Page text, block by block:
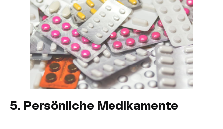
5. Persönliche Medikamente